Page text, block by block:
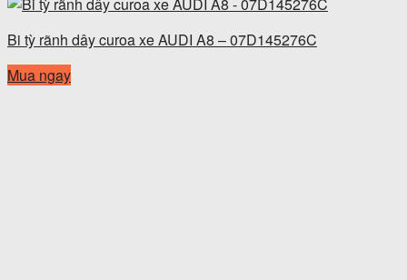
Bi tỳ rãnh dây curoa xe AUDI A8 – 07D145276C
Mua ngay